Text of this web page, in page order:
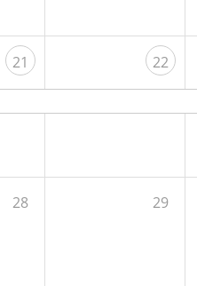
21 22
28 29